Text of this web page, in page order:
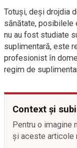
Totuși, deși drojdia
sănătate, posibilele
nu au fost studiate
suplimentară, este
profesionist în
regim de
Context și
Pentru o imagine
și aceste articole